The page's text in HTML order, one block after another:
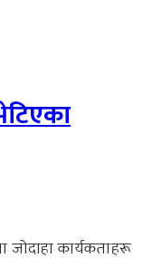
जोदाहा कार्यकताहरू